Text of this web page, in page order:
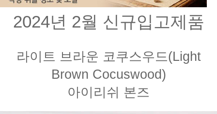
2024년 2월 신규입고제품
라이트 브라운 코쿠스우드(Light
Brown Cocuswood)
아이리쉬 본즈